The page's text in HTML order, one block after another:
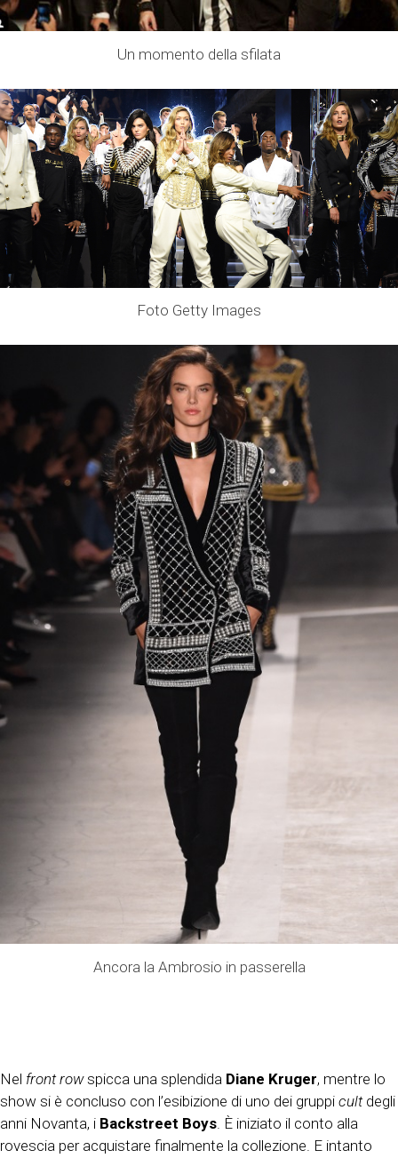
Un momento della sfilata
Foto Getty Images
Ancora la Ambrosio in passerella
Nel front rowspicca una splendida Diane Kruger, mentre lo
show si è concluso con l’esibizione di uno dei gruppi cultdegli
anni Novanta, i Backstreet Boys . È iniziato il conto alla
rovescia per acquistare finalmente la collezione. E intanto